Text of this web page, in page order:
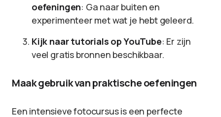
oefeningen: Ga naar buiten en
experimenteer met wat je hebt geleerd.
Kijk naar tutorials op YouTube: Er zijn
veel gratis bronnen beschikbaar.
Maak gebruik van praktische oefeningen
Een intensieve fotocursus is een perfecte